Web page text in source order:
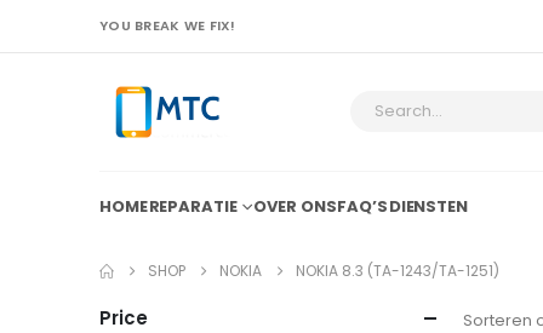
YOU BREAK WE FIX!
HOMEREPARATIE OVER ONSFAQ’SDIENSTEN
SHOP NOKIA NOKIA 8.3 (TA-1243/TA-1251)
Sorteren
Price